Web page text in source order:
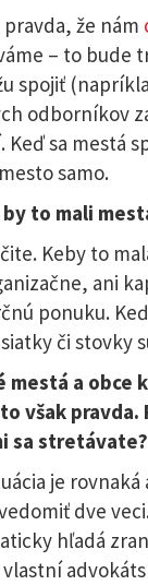
pravda, že nám
– to bude
spojiť
odborníkov
Keď sa mestá
samo.
by to mali
Keby to
ani
ponuku.
či stovky
mestá a obce
však
sa stretávate?
je
dve
hľadá